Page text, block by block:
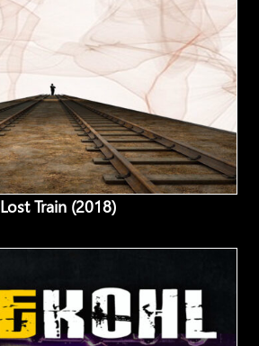
Lost Train (2018)